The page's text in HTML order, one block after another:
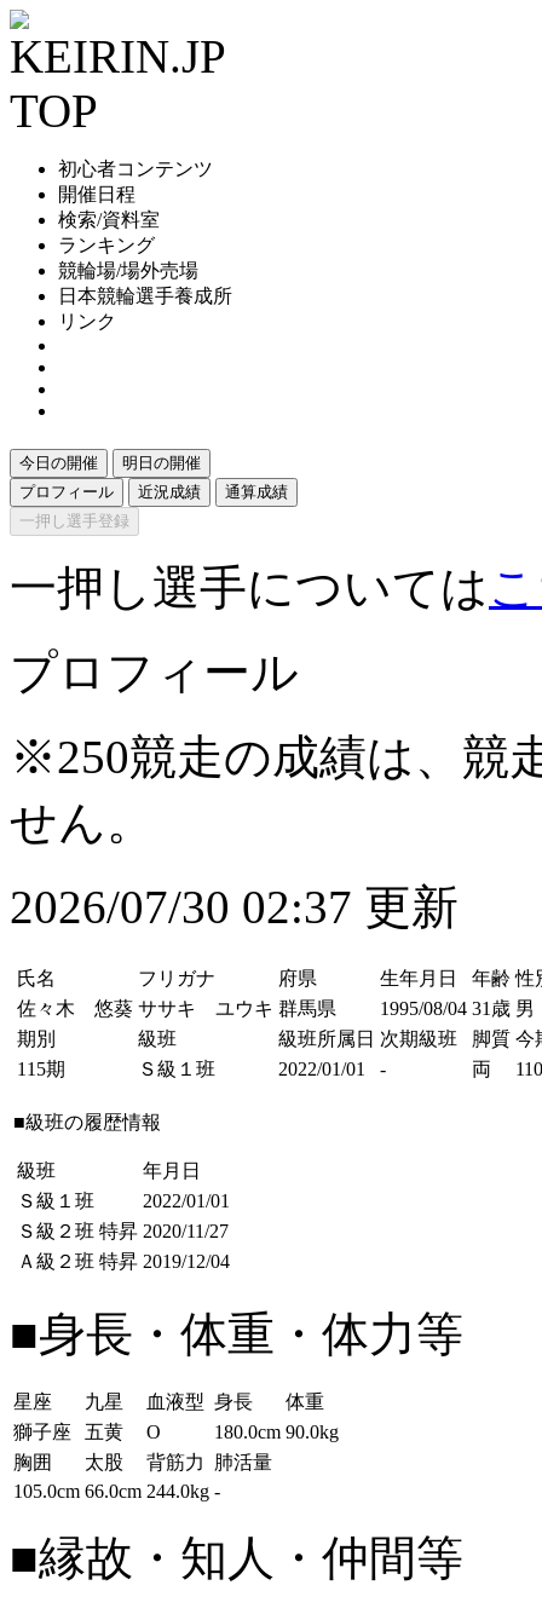
初心者コンテンツ
開催日程
検索/資料室
ランキング
競輪場/場外売場
日本競輪選手養成所
リンク
今日の開催
明日の開催
プロフィール
近況成績
通算成績
一押し選手登録
一押し選手については
プロフィール
※250競走の成績は、競
せん。
2026/07/30 02:37 更新
氏名 フリガナ 府県 生年月日 年齢 性
佐々木 悠葵 ササキ ユウキ 群馬県 1995/08/04 31歳 男
期別
級班 級班所属日 次期級班 脚質 今
115期
Ｓ級１班 2022/01/01 - 両
■級班の履歴情報
級班
年月日
Ｓ級１班
2022/01/01
Ｓ級２班 特昇 2020/11/27
Ａ級２班 特昇 2019/12/04
■身長・体重・体力等
星座 九星 血液型 身長
体重
獅子座
五黄 O 180.0cm 90.0kg
胸囲
太股 背筋力
肺活量
105.0cm 66.0cm 244.0kg -
■縁故・知人・仲間等